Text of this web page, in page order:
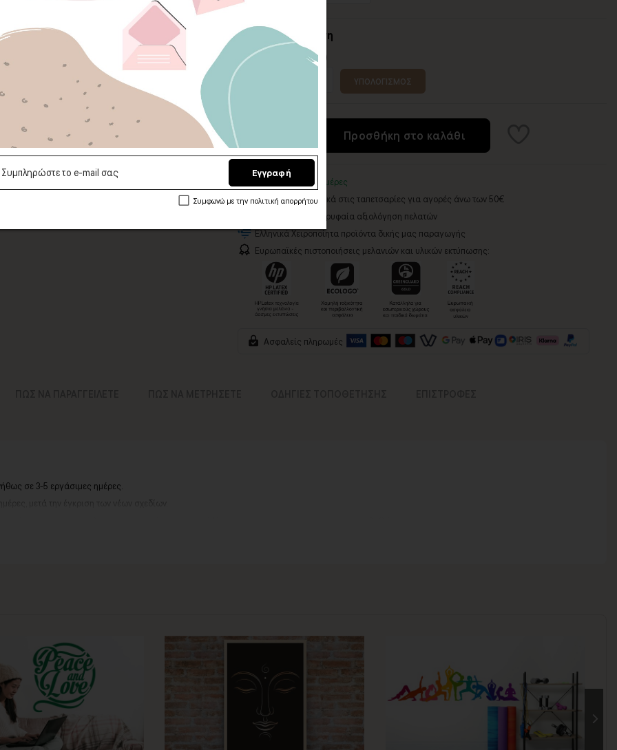
Επιλέξτε διάσταση
Πλάτος (εκ) Ύψος (εκ)
ΥΠΟΛΟΓΙΣΜΟΣ
Προσθήκη στο καλάθι
Αποστολή σε 3-5 ημέρες
Δωρεάν Μεταφορικά στις ταπετσαρίες για αγορές άνω των 50€
5/5 - Κορυφαία αξιολόγηση πελατών
Ελληνικά Χειροποίητα προϊόντα δικής μας παραγωγής
Ευρωπαϊκές πιστοποιήσεις μελανιών και υλικών εκτύπωσης:
Ασφαλείς πληρωμές
σε 3-5 εργάσιμες ημέρες.
μετά την έγκριση των νέων σχεδίων.
Εγγραφή
Συμφωνώ με την πολιτική απορρήτου